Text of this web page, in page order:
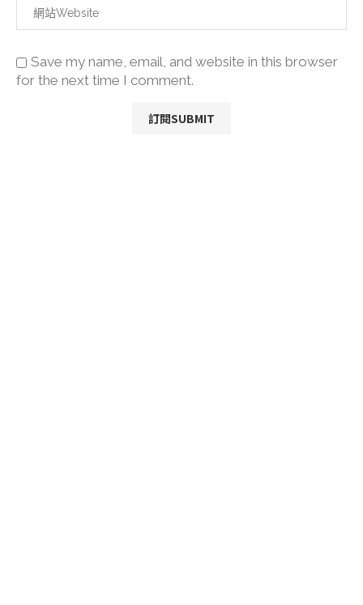
Save my name, email, and website in this browser
for the next time I comment.